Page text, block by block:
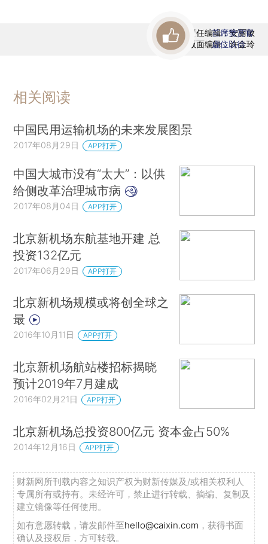
责任编辑：安丽敏
版面编辑：许金玲
首席赞赏官
虚位以待
相关阅读
中国民用运输机场的未来发展图景
2017年08月29日 APP打开
中国大城市没有“太大”：以供
给侧改革治理城市病
2017年08月04日 APP打开
北京新机场东航基地开建 总
投资132亿元
2017年06月29日 APP打开
北京新机场规模或将创全球之
最
2016年10月11日 APP打开
北京新机场航站楼招标揭晓
预计2019年7月建成
2016年02月21日 APP打开
北京新机场总投资800亿元 资本金占50%
2014年12月16日 APP打开
财新网所刊载内容之知识产权为财新传媒及/或相关权利人
专属所有或持有。未经许可，禁止进行转载、摘编、复制及
建立镜像等任何使用。
如有意愿转载，请发邮件至hello@caixin.com ，获得书面
确认及授权后，方可转载。